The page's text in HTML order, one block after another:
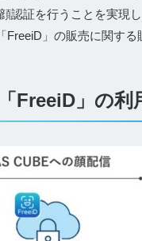
認証を行うことを実現
」の販売に関する
FreeiD」の利